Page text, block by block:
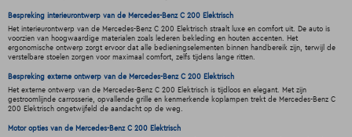
Bespreking interieurontwerp van de Mercedes-Benz C 200 Elektrisch
Het interieurontwerp van de Mercedes-Benz C 200 Elektrisch straalt luxe en comfort uit. De auto is
voorzien van hoogwaardige materialen zoals lederen bekleding en houten accenten. Het
ergonomische ontwerp zorgt ervoor dat alle bedieningselementen binnen handbereik zijn, terwijl de
verstelbare stoelen zorgen voor maximaal comfort, zelfs tijdens lange ritten.
Bespreking externe ontwerp van de Mercedes-Benz C 200 Elektrisch
Het externe ontwerp van de Mercedes-Benz C 200 Elektrisch is tijdloos en elegant. Met zijn
gestroomlijnde carrosserie, opvallende grille en kenmerkende koplampen trekt de Mercedes-Benz C
200 Elektrisch ongetwijfeld de aandacht op de weg.
Motor opties van de Mercedes-Benz C 200 Elektrisch